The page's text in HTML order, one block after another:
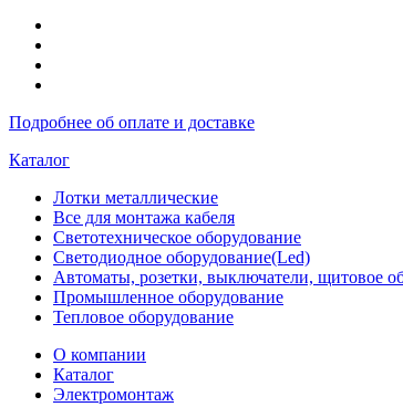
Подробнее об оплате и доставке
Каталог
Лотки металлические
Все для монтажа кабеля
Светотехническое оборудование
Светодиодное оборудование(Led)
Автоматы, розетки, выключатели, щитовое
Промышленное оборудование
Тепловое оборудование
О компании
Каталог
Электромонтаж